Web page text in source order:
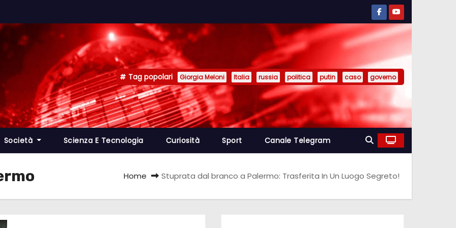
Tag popolari Giorgia Meloni Italia russia politica putin caso governo
Società Scienza E Tecnologia Curiosità Sport Canale Telegram
Home Stuprata dal branco a Palermo: Trasferita In Un Luogo Segreto!